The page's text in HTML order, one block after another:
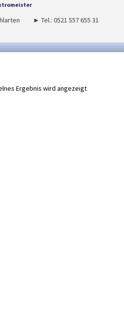
► Tel.: 0521 557 655 31
Ergebnis wird angezeigt